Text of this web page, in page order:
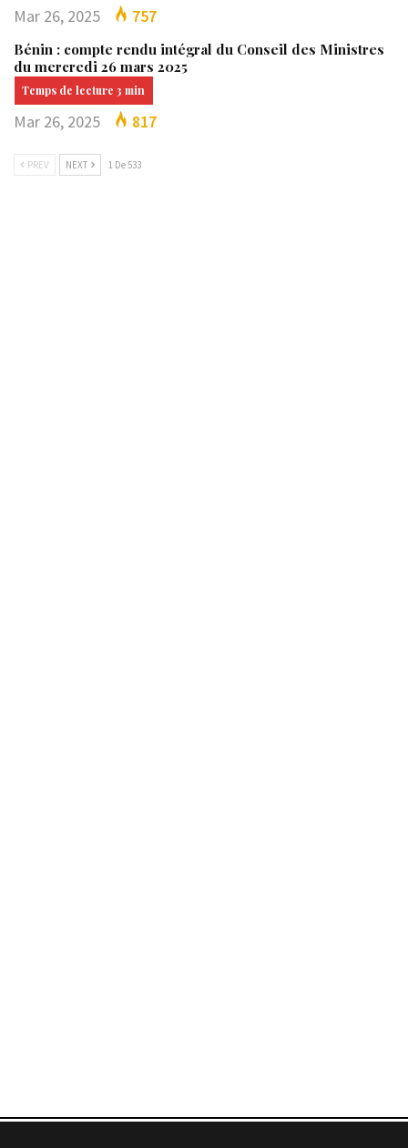
Mar 26, 2025 757
Bénin : compte rendu intégral du Conseil des Ministres
du mercredi 26 mars 2025
Mar 26, 2025 817
PREV NEXT 1 De 533